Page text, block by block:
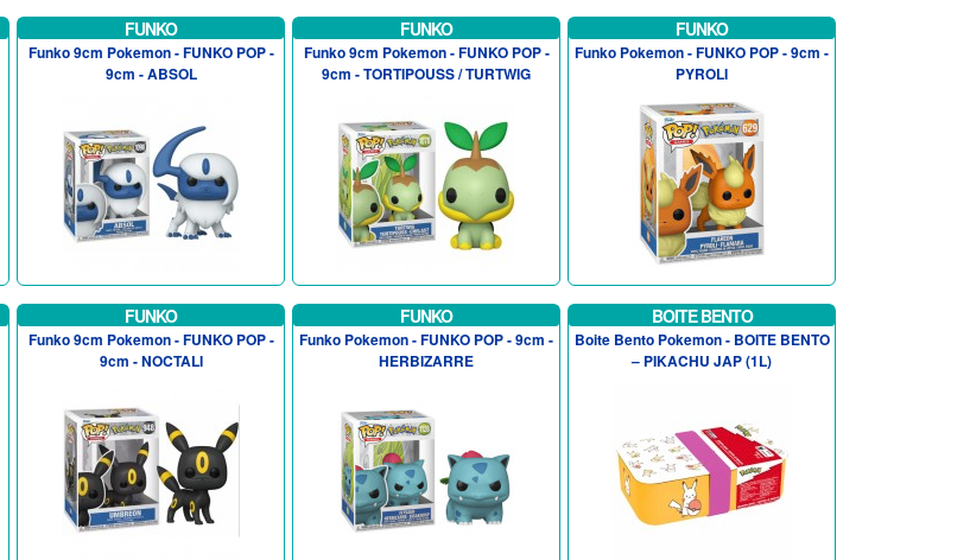
FUNKO
Funko 9cm Pokemon - FUNKO POP -
9cm - ABSOL
FUNKO
Funko 9cm Pokemon - FUNKO POP -
9cm - TORTIPOUSS / TURTWIG
FUNKO
Funko Pokemon - FUNKO POP - 9cm -
PYROLI
FUNKO
Funko 9cm Pokemon - FUNKO POP -
9cm - NOCTALI
FUNKO
Funko Pokemon - FUNKO POP - 9cm -
HERBIZARRE
BOITE BENTO
Boite Bento Pokemon - BOITE BENTO
– PIKACHU JAP (1L)